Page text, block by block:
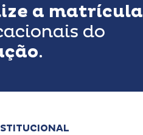
a matrícula
do
.